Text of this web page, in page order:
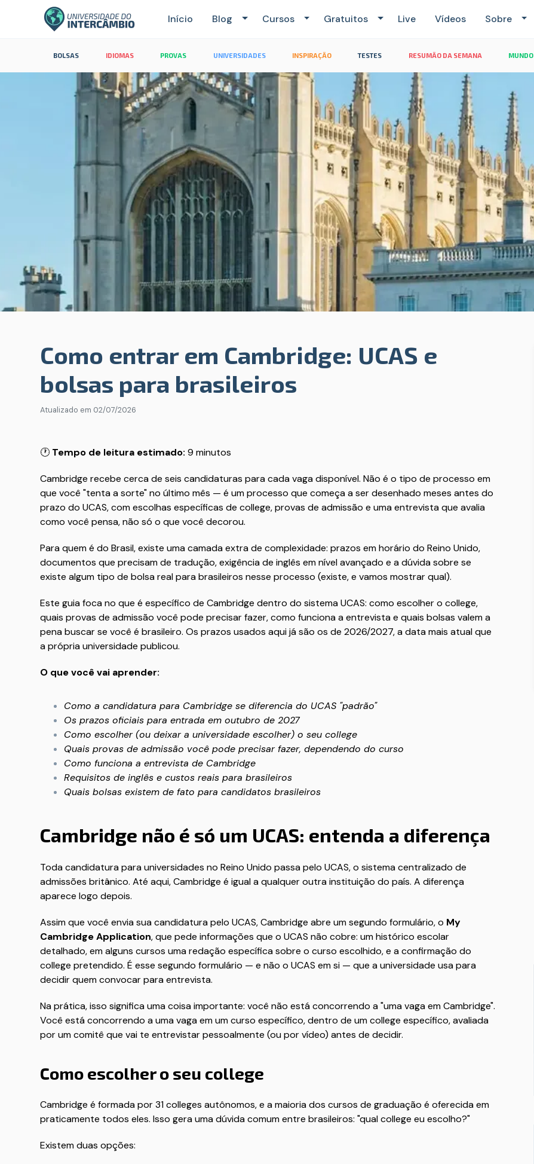
Início Blog Cursos Gratuitos Live Vídeos Sobre
BOLSAS IDIOMAS PROVAS UNIVERSIDADES INSPIRAÇÃO TESTES RESUMÃO DA SEMANA MUNDO
Como entrar em Cambridge: UCAS e
bolsas para brasileiros
Atualizado em 02/07/2026
🕐 Tempo de leitura estimado: 9 minutos
Cambridge recebe cerca de seis candidaturas para cada vaga disponível. Não é o tipo de processo em
que você "tenta a sorte" no último mês — é um processo que começa a ser desenhado meses antes do
prazo do UCAS, com escolhas específicas de college, provas de admissão e uma entrevista que avalia
como você pensa, não só o que você decorou.
Para quem é do Brasil, existe uma camada extra de complexidade: prazos em horário do Reino Unido,
documentos que precisam de tradução, exigência de inglês em nível avançado e a dúvida sobre se
existe algum tipo de bolsa real para brasileiros nesse processo (existe, e vamos mostrar qual).
Este guia foca no que é específico de Cambridge dentro do sistema UCAS: como escolher o college,
quais provas de admissão você pode precisar fazer, como funciona a entrevista e quais bolsas valem a
pena buscar se você é brasileiro. Os prazos usados aqui já são os de 2026/2027, a data mais atual que
a própria universidade publicou.
O que você vai aprender:
Como a candidatura para Cambridge se diferencia do UCAS "padrão"
Os prazos oficiais para entrada em outubro de 2027
Como escolher (ou deixar a universidade escolher) o seu college
Quais provas de admissão você pode precisar fazer, dependendo do curso
Como funciona a entrevista de Cambridge
Requisitos de inglês e custos reais para brasileiros
Quais bolsas existem de fato para candidatos brasileiros
Cambridge não é só um UCAS: entenda a diferença
Toda candidatura para universidades no Reino Unido passa pelo UCAS, o sistema centralizado de
admissões britânico. Até aqui, Cambridge é igual a qualquer outra instituição do país. A diferença
aparece logo depois.
Assim que você envia sua candidatura pelo UCAS, Cambridge abre um segundo formulário, o My
Cambridge Application, que pede informações que o UCAS não cobre: um histórico escolar
detalhado, em alguns cursos uma redação específica sobre o curso escolhido, e a confirmação do
college pretendido. É esse segundo formulário — e não o UCAS em si — que a universidade usa para
decidir quem convocar para entrevista.
Na prática, isso significa uma coisa importante: você não está concorrendo a "uma vaga em Cambridge".
Você está concorrendo a uma vaga em um curso específico, dentro de um college específico, avaliada
por um comitê que vai te entrevistar pessoalmente (ou por vídeo) antes de decidir.
Como escolher o seu college
Cambridge é formada por 31 colleges autônomos, e a maioria dos cursos de graduação é oferecida em
praticamente todos eles. Isso gera uma dúvida comum entre brasileiros: "qual college eu escolho?"
Existem duas opções: